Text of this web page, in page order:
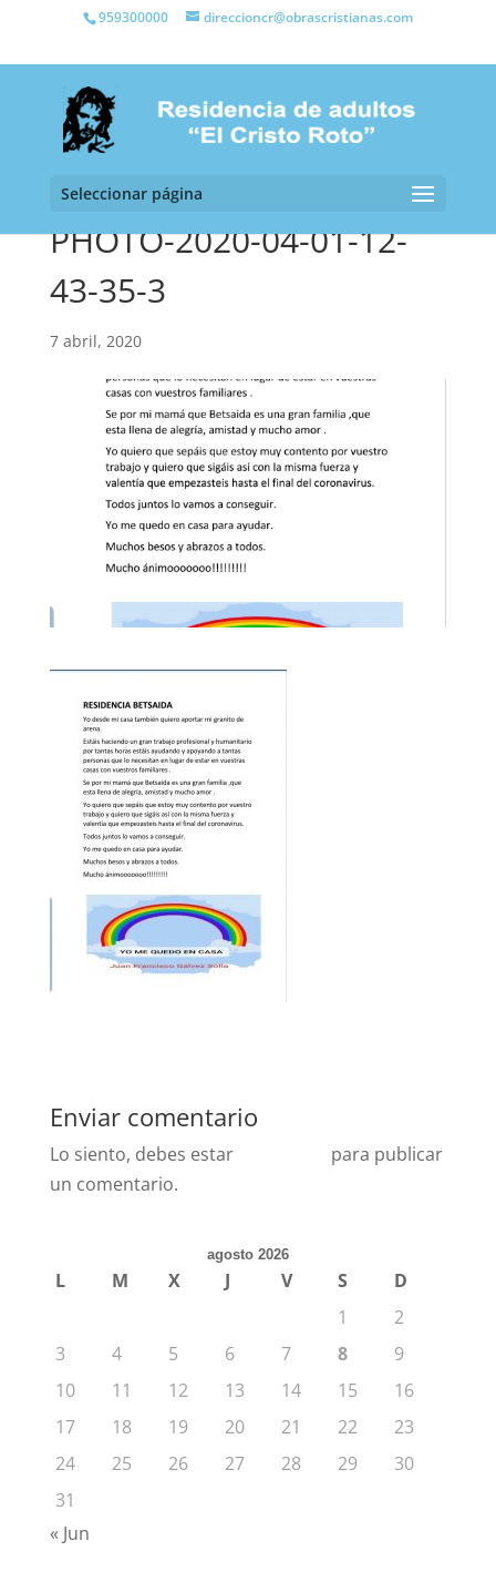
959300000 direccioncr@obrascristianas.com
Seleccionar página
PHOTO-2020-04-01-12-
43-35-3
7 abril, 2020
Enviar comentario
Lo siento, debes estar
para publicar
un comentario.
agosto 2026
L M X J V S
D
1
2
3
4 5 6 7 8
9
10
11 12 13 14 15
16
17
18 19 20 21 22
23
24
25 26 27 28 29
30
31
« Jun